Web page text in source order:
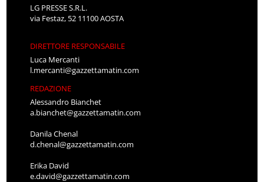
LG PRESSE S.R.L.
via Festaz, 52 11100 AOSTA
DIRETTORE RESPONSABILE
Luca Mercanti
l.mercanti@gazzettamatin.com
REDAZIONE
Alessandro Bianchet
a.bianchet@gazzettamatin.com
Danila Chenal
d.chenal@gazzettamatin.com
Erika David
e.david@gazzettamatin.com